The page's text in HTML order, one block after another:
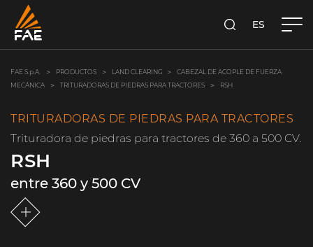
BUSCAES
FAE S.p.A. PRODUCTOS LAND CLEARING
CABEZAL DE ACOPLE DE FUERZA
MECÁNICA
TRITURADORAS DE PIEDRAS PARA TRACTORES RSH
TRITURADORAS DE PIEDRAS PARA TRACTORES
Trituradora de piedras para tractores de 360 a 500 CV.
RSH
entre 360 y 500 CV